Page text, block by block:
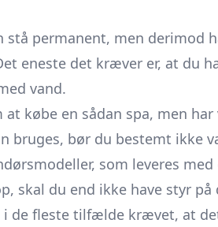
stå permanent, men derimod
eneste det kræver er, at du
vand.
købe en sådan spa, men
bruges, bør du bestemt ikke
som leveres
skal du end ikke have styr
de fleste tilfælde krævet, at